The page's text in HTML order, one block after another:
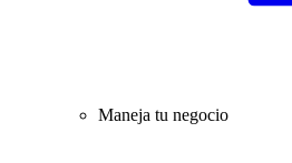
Maneja tu negocio